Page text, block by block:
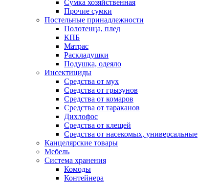
Сумка хозяйственная
Прочие сумки
Постельные принадлежности
Полотенца, плед
КПБ
Матрас
Раскладушки
Подушка, одеяло
Инсектициды
Средства от мух
Средства от грызунов
Средства от комаров
Средства от тараканов
Дихлофос
Средства от клещей
Средства от насекомых, универсальные
Канцелярские товары
Мебель
Система хранения
Комоды
Контейнера